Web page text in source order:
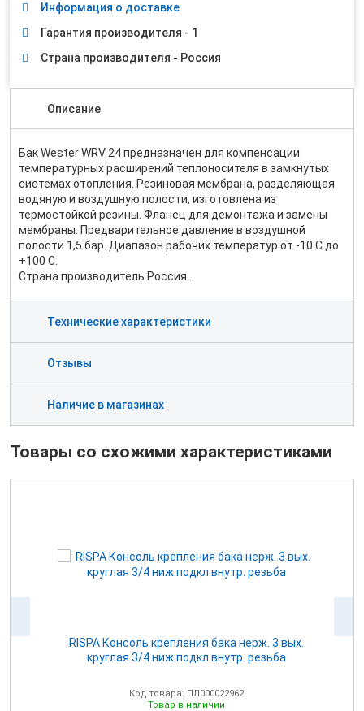
Информация о доставке
Гарантия производителя - 1
Страна производителя - Россия
Описание
Бак Wester WRV 24 предназначен для компенсации
температурных расширений теплоносителя в замкнутых
системах отопления. Резиновая мембрана, разделяющая
водяную и воздушную полости, изготовлена из
термостойкой резины. Фланец для демонтажа и замены
мембраны. Предварительное давление в воздушной
полости 1,5 бар. Диапазон рабочих температур от -10 С до
+100 С.
Страна производитель Россия .
Технические характеристики
Отзывы
Наличие в магазинах
Товары со схожими характеристиками
RISPA Консоль крепления бака нерж. 3 вых.
круглая 3/4 ниж.подкл внутр. резьба
Код товара: ПЛ000022962
Товар в наличии